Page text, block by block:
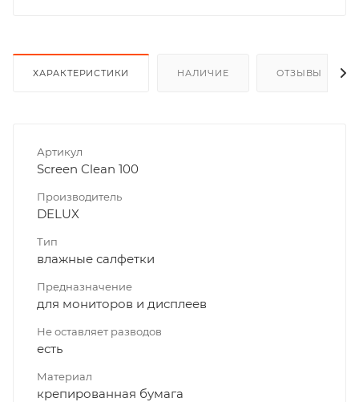
ХАРАКТЕРИСТИКИ НАЛИЧИЕ ОТЗЫВЫ
Артикул
Screen Clean 100
Производитель
DELUX
Тип
влажные салфетки
Предназначение
для мониторов и дисплеев
Не оставляет разводов
есть
Материал
крепированная бумага